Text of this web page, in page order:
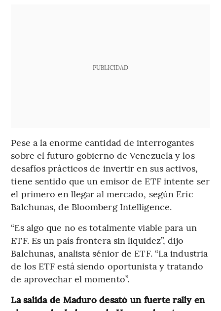
PUBLICIDAD
Pese a la enorme cantidad de interrogantes
sobre el futuro gobierno de Venezuela y los
desafíos prácticos de invertir en sus activos,
tiene sentido que un emisor de ETF intente ser
el primero en llegar al mercado, según Eric
Balchunas, de Bloomberg Intelligence.
“Es algo que no es totalmente viable para un
ETF. Es un país frontera sin liquidez”, dijo
Balchunas, analista sénior de ETF. “La industria
de los ETF está siendo oportunista y tratando
de aprovechar el momento”.
La salida de Maduro desató un fuerte rally en